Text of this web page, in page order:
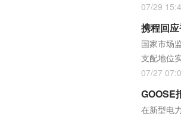
07/29
携程回
国家市场
支配地位
07/27
GOOSE
在新型电